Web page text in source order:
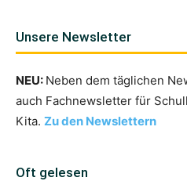
Unsere Newsletter
NEU: Neben dem täglichen
auch Fachnewsletter für
Kita. Zu den Newslettern
Oft gelesen